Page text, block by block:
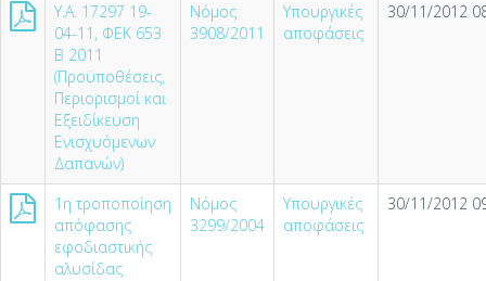
Υ.Α. 17297 19-
04-11, ΦΕΚ 653
Β 2011
(Προϋποθέσεις,
Περιορισμοί και
Εξειδίκευση
Ενισχυόμενων
Δαπανών)
Νόμος
3908/2011
Υπουργικές
αποφάσεις
30/11/2012
1η τροποποίηση
απόφασης
εφοδιαστικής
αλυσίδας
Νόμος
3299/2004
Υπουργικές
αποφάσεις
30/11/2012